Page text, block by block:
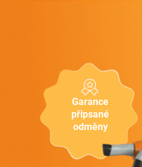
Garance
připsané
odměny